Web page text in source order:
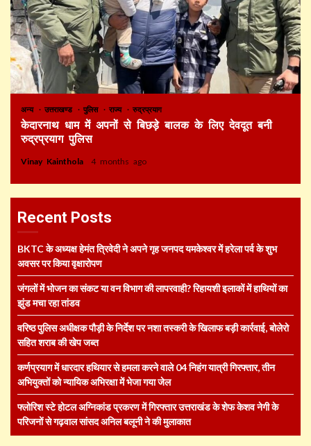
अन्य उत्तराखण्ड पुलिस राज्य रुद्रप्रयाग
केदारनाथ धाम में अपनों से बिछड़े बालक के लिए देवदूत बनी
रुद्रप्रयाग पुलिस
Vinay Kainthola 4 months ago
Recent Posts
BKTC के अध्यक्ष हेमंत त्रिवेदी ने अपने गृह जनपद यमकेश्वर में हरेला पर्व के शुभ
अवसर पर किया वृक्षारोपण
जंगलों में भोजन का संकट या वन विभाग की लापरवाही? रिहायशी इलाकों में हाथियों का
झुंड मचा रहा तांडव
वरिष्ठ पुलिस अधीक्षक पौड़ी के निर्देश पर नशा तस्करी के खिलाफ बड़ी कार्रवाई, बोलेरो
सहित शराब की खेप जब्त
कर्णप्रयाग में धारदार हथियार से हमला करने वाले 04 निहंग यात्री गिरफ्तार, तीन
अभियुक्तों को न्यायिक अभिरक्षा में भेजा गया जेल
फ्लोरिश स्टे होटल अग्निकांड प्रकरण में गिरफ्तार उत्तराखंड के शेफ केशव नेगी के
परिजनों से गढ़वाल सांसद अनिल बलूनी ने की मुलाकात